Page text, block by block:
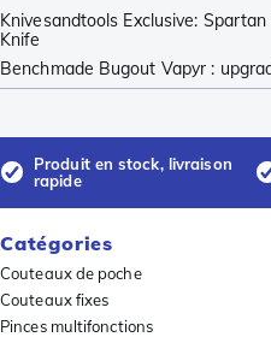
Knivesandtools Exclusive:
Knife
Benchmade Bugout Vapyr :
Produit en stock, livraison
rapide
Catégories
Couteaux de poche
Couteaux fixes
Pinces multifonctions